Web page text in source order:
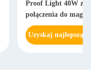
Proof Light 40W z
połączenia do
Uzyskaj najlepszą